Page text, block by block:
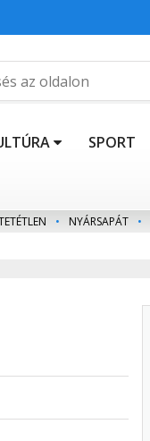
SPORT
• NYÁRSAPÁT •